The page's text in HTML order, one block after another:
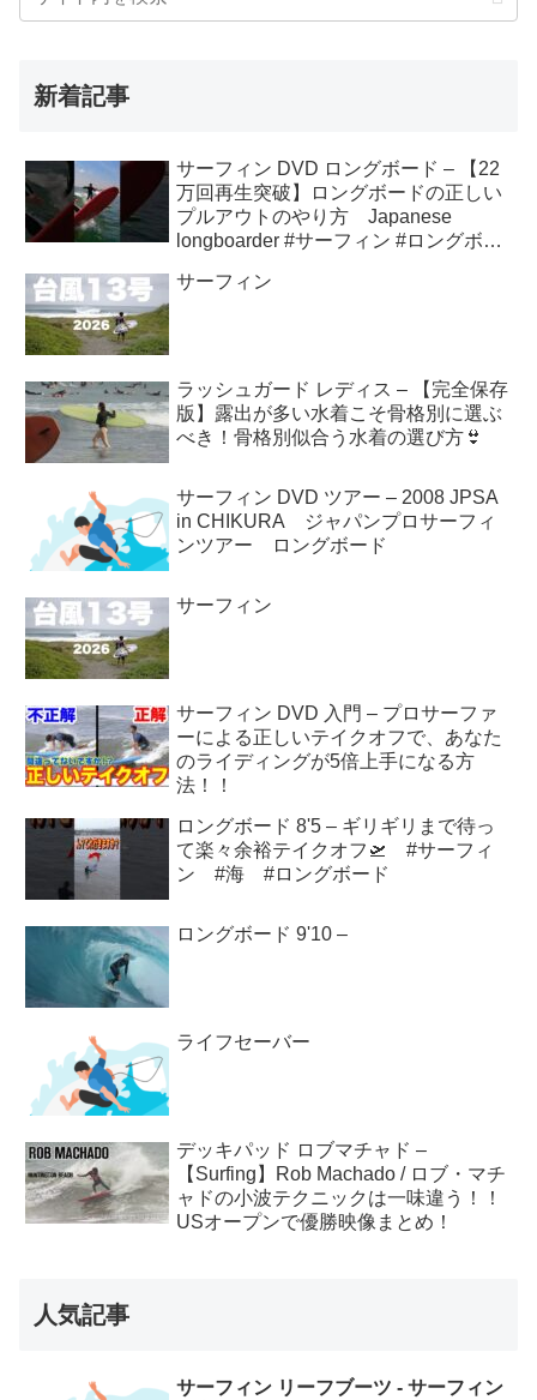
新着記事
サーフィン DVD ロングボード – 【22
万回再生突破】ロングボードの正しい
プルアウトのやり方 Japanese
longboarder #サーフィン #ロングボー
サーフィン
ラッシュガード レディス – 【完全保存
版】露出が多い水着こそ骨格別に選ぶ
べき！骨格別似合う水着の選び方👙
サーフィン DVD ツアー – 2008 JPSA
in CHIKURA ジャパンプロサーフィ
ンツアー ロングボード
サーフィン
サーフィン DVD 入門 – プロサーファ
ーによる正しいテイクオフで、あなた
のライディングが5倍上手になる方
法！！
ロングボード 8'5 – ギリギリまで待っ
て楽々余裕テイクオフ🛫 #サーフィ
ン #海 #ロングボード
ロングボード 9'10 –
ライフセーバー
デッキパッド ロブマチャド –
【Surfing】Rob Machado / ロブ・マチ
ャドの小波テクニックは一味違う！！
USオープンで優勝映像まとめ！
人気記事
サーフィン リーフブーツ - サーフィン